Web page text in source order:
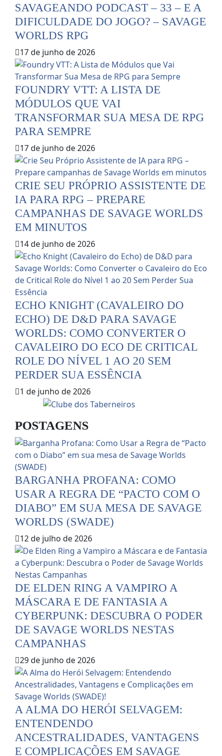
SAVAGEANDO PODCAST – 33 – E A
DIFICULDADE DO JOGO? – SAVAGE
WORLDS RPG
17 de junho de 2026
FOUNDRY VTT: A LISTA DE
MÓDULOS QUE VAI
TRANSFORMAR SUA MESA DE RPG
PARA SEMPRE
17 de junho de 2026
CRIE SEU PRÓPRIO ASSISTENTE DE
IA PARA RPG – PREPARE
CAMPANHAS DE SAVAGE WORLDS
EM MINUTOS
14 de junho de 2026
ECHO KNIGHT (CAVALEIRO DO
ECHO) DE D&D PARA SAVAGE
WORLDS: COMO CONVERTER O
CAVALEIRO DO ECO DE CRITICAL
ROLE DO NÍVEL 1 AO 20 SEM
PERDER SUA ESSÊNCIA
1 de junho de 2026
POSTAGENS
BARGANHA PROFANA: COMO
USAR A REGRA DE “PACTO COM O
DIABO” EM SUA MESA DE SAVAGE
WORLDS (SWADE)
12 de julho de 2026
DE ELDEN RING A VAMPIRO A
MÁSCARA E DE FANTASIA A
CYBERPUNK: DESCUBRA O PODER
DE SAVAGE WORLDS NESTAS
CAMPANHAS
29 de junho de 2026
A ALMA DO HERÓI SELVAGEM:
ENTENDENDO
ANCESTRALIDADES, VANTAGENS
E COMPLICAÇÕES EM SAVAGE